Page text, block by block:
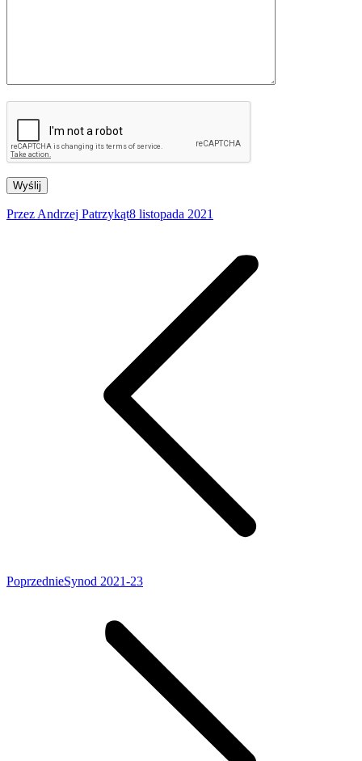
Przez Andrzej Patrzykąt8 listopada 2021
PoprzedniePoprzedni
Synod 2021-23